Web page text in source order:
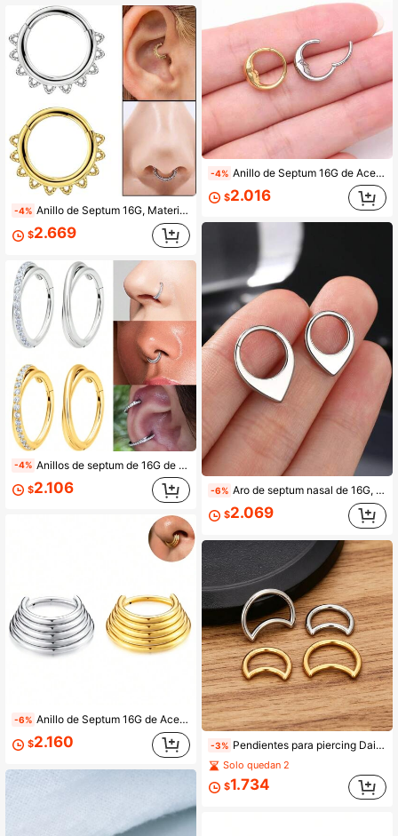
-4% Anillo de Septum 16G, Material de Acero Inoxidable 316L Hipoalergénico, Adecuado para Septum/Puente de la Nariz/Cartílago, Unisex
$2.669
-4% Anillos de septum de 16G de acero inoxidable 316L con circonita cúbica, aros de cartílago y hélice, pendientes de segmento con bisagra, aros sin costura y joyas de perforación Daith
$2.106
-6% Anillo de Septum 16G de Acero Inoxidable 316L, Joyería de Piercing Corporal Adecuada para Septum/Nariz/Lóbulo de la Oreja - Pendiente de Cartílago de Acero Inoxidable Unisex
$2.160
-4% Anillo de Septum 16G de Acero Inoxidable 316L, Aro para Nariz y Cartílago, Cuff para Oreja con Bisagra, Cierre de Presión sin Costuras, Joyería para Piercing de Oreja
$2.016
-6% Aro de septum nasal de 16G, aro nasal de acero inoxidable 316L hipoalergénico, pendiente de cartílago chapado en oro de 18K, joyería de perforación corporal unisex
$2.069
-3% Pendientes para piercing Daith 16G de acero inoxidable 316L, joyería corporal con baño de oro de 18K, clicker para cartílago y trago para mujer
Solo quedan 2
$1.734